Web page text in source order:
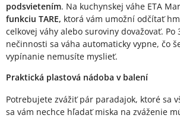
podsvietením. Na kuchynskej váhe ETA
funkciu TARE, ktorá vám umožní odčítať
celkovej váhy alebo suroviny dovažovať. Po
nečinnosti sa váha automaticky vypne, čo
vypínanie nemusíte myslieť.
Praktická plastová nádoba v balení
Potrebujete zvážiť pár paradajok, ktoré sa
sa vám nechce hľadať miska na zváženie